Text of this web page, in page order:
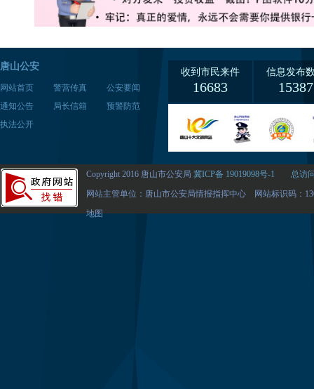
唐山公安
网站首页 警营传真
公安要闻
通知公告
局长信箱
预警防范
执法公开
收到市民来件
16683
信息发布
15387
Copyright 2016 唐山市公安局 冀ICP备 19019098号-1
总访
网站主管单位：唐山市公安局情报指挥中心 网站标识码：
地图